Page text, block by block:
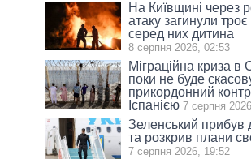
На Київщині через
атаку загинули
серед них дитина
8 серпня 2026, 02:53
Міграційна криза в
поки не буде
прикордонний
Іспанією 7 серпня
Зеленський прибув
та розкрив плани
7 серпня 2026, 19:52